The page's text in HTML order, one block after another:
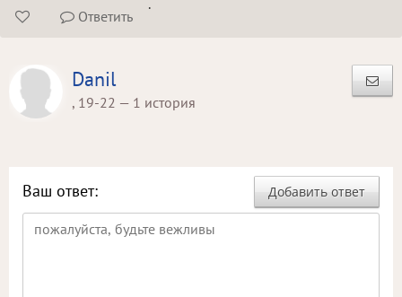
  Ответить
.
Danil
, 19-22 — 1 история
Добавить ответ
Ваш ответ: